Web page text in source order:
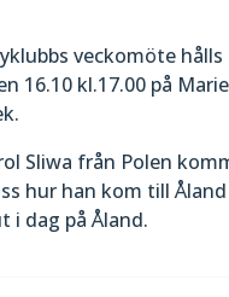
veckomöte hålls
16.10 kl.17.00 på
Sliwa från Polen
hur han kom till
i dag på Åland.